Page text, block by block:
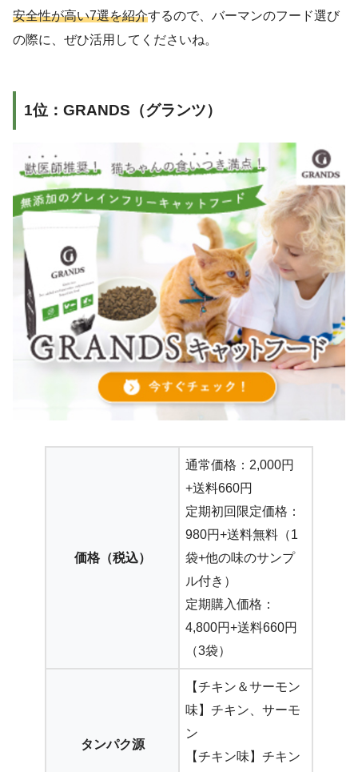
安全性が高い7選を紹介するので、バーマンのフード選び
の際に、ぜひ活用してくださいね。
1位：GRANDS（グランツ）
価格（税込）
通常価格：2,000円
+送料660円
定期初回限定価格：
980円+送料無料（1
袋+他の味のサンプ
ル付き）
定期購入価格：
4,800円+送料660円
（3袋）
タンパク源
【チキン＆サーモン
味】チキン、サーモ
ン
【チキン味】チキン